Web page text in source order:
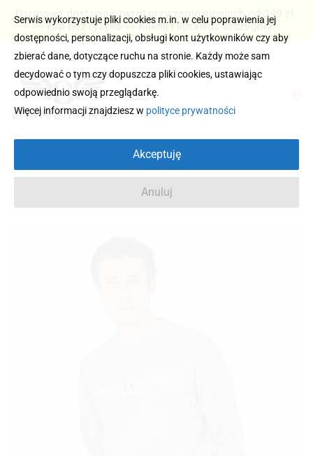
Darmowa dostawa i zwrot przy zamówieniach od 249 zł
– kup bez ryzyka → Kliknij i sprawdź szczegóły
Serwis wykorzystuje pliki cookies m.in. w celu poprawienia jej
dostępności, personalizacji, obsługi kont użytkowników czy aby
zbierać dane, dotyczące ruchu na stronie. Każdy może sam
decydować o tym czy dopuszcza pliki cookies, ustawiając
odpowiednio swoją przeglądarkę.
Więcej informacji znajdziesz w polityce prywatności
Akceptuję
Anuluj